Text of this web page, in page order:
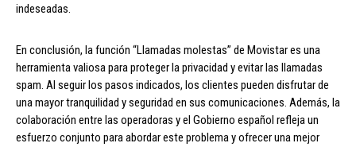
indeseadas.
En conclusión, la función “Llamadas molestas” de Movistar es una
herramienta valiosa para proteger la privacidad y evitar las llamadas
spam. Al seguir los pasos indicados, los clientes pueden disfrutar de
una mayor tranquilidad y seguridad en sus comunicaciones. Además, la
colaboración entre las operadoras y el Gobierno español refleja un
esfuerzo conjunto para abordar este problema y ofrecer una mejor